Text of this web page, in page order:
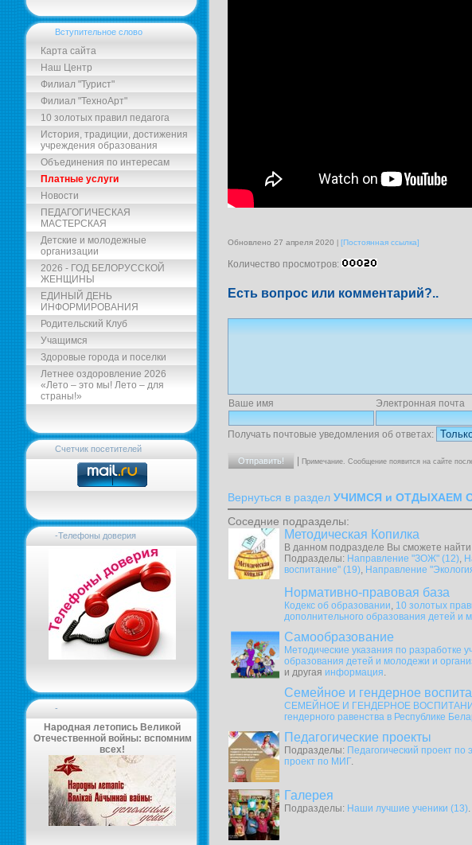
Вступительное слово
Карта сайта
Наш Центр
Филиал "Турист"
Филиал "ТехноАрт"
10 золотых правил педагога
История, традиции, достижения
учреждения образования
Объединения по интересам
Платные услуги
Новости
ПЕДАГОГИЧЕСКАЯ
МАСТЕРСКАЯ
Детские и молодежные
организации
2026 - ГОД БЕЛОРУССКОЙ
ЖЕНЩИНЫ
ЕДИНЫЙ ДЕНЬ
ИНФОРМИРОВАНИЯ
Родительский Клуб
Учащимся
Здоровые города и поселки
Летнее оздоровление 2026
«Лето – это мы! Лето – для
страны!»
Счетчик посетителей
-Телефоны доверия
-
Народная летопись Великой
Отечественной войны: вспомним
всех!
Обновлено 27 апреля 2020 [Постоянная ссылка]
Количество просмотров:
Есть вопрос или комментарий?..
Ваше имя Электронная почта
Получать почтовые уведомления об ответах:
| Примечание. Сообщение появится на сайте
Вернуться в раздел УЧИМСЯ и ОТДЫХАЕМ
Соседние подразделы:
Методическая Копилка
В данном подразделе Вы сможете
Подразделы: Направление "ЗОЖ" (12)
воспитание" (19) Направление
Нормативно-правовая база
Кодекс об образовании 10 золотых
дополнительного образования детей и
Самообразование
Методические указания по разработке
образования детей и молодежи и
и другая информация
Семейное и гендерное
СЕМЕЙНОЕ И ГЕНДЕРНОЕ
гендерного равенства в Республике
Педагогические проекты
Подразделы: Педагогический проект по
проект по МИГ.
Галерея
Подразделы: Наши лучшие ученики (13)